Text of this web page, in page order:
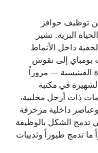
توظيف حوافز
البرية. تشير
داخل الأنماط
بومباي إلى نقوش
الفينيسية — مروراً
في مكتبة
ذات أرجل مخلبية،
داخلية مزخرفة
تدمج الشكل بالوظيفة
ما تدمج طيوراً وثدييات